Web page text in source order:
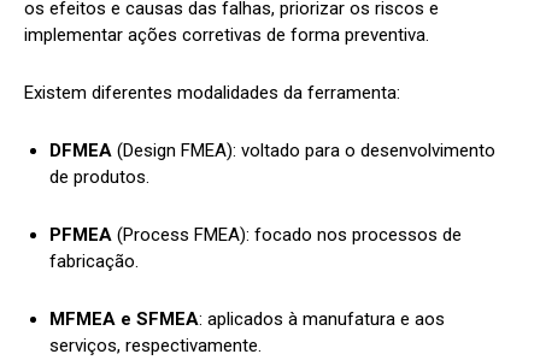
os efeitos e causas das falhas, priorizar os riscos e
implementar ações corretivas de forma preventiva.
Existem diferentes modalidades da ferramenta:
DFMEA (Design FMEA): voltado para o desenvolvimento
de produtos.
PFMEA (Process FMEA): focado nos processos de
fabricação.
MFMEA e SFMEA: aplicados à manufatura e aos
serviços, respectivamente.